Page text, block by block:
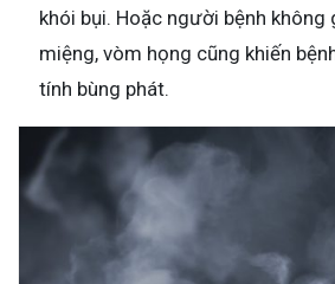
khói bụi. Hoặc người bệnh không
miệng, vòm họng cũng khiến
tính bùng phát.